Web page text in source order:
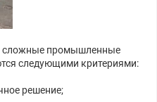
сложные промышленные
следующими критериями:
решение;